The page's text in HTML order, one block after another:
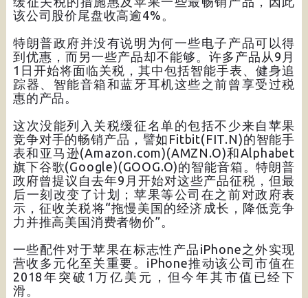
该公司股价尾盘收高逾4%。
特朗普政府并没有说明为何一些电子产品可以得
到优惠，而另一些产品却不能够。许多产品从9月
1日开始将面临关税，其中包括智能手表、健身追
踪器、智能音箱和蓝牙耳机这些之前曾享受过税
惠的产品。
这次没能列入关税缓征名单的包括不少来自苹果
竞争对手的畅销产品，譬如Fitbit(FIT.N)的智能手
表和亚马逊(Amazon.com)(AMZN.O)和Alphabet
旗下谷歌(Google)(GOOG.O)的智能音箱。特朗普
政府曾提议自去年9月开始对这些产品征税，但最
后一刻改变了计划；苹果等公司在之前对政府表
示，征收关税将“拖慢美国的经济成长，降低竞争
力并推高美国消费者物价”。
一些配件对于苹果在标志性产品iPhone之外实现
营收多元化至关重要。iPhone推动该公司市值在
2018年突破1万亿美元，但今年其市值已经下
滑。